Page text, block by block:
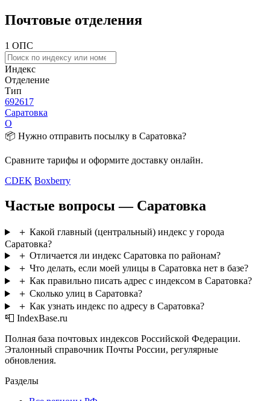
Почтовые отделения
1 ОПС
Индекс
Отделение
Тип
692617
Саратовка
О
📦 Нужно отправить посылку в Саратовка?
Сравните тарифы и оформите доставку онлайн.
CDEK Boxberry
Частые вопросы — Саратовка
＋ Какой главный (центральный) индекс у города
Саратовка?
＋ Отличается ли индекс Саратовка по районам?
＋ Что делать, если моей улицы в Саратовка нет в базе?
＋ Как правильно писать адрес с индексом в Саратовка?
＋ Сколько улиц в Саратовка?
＋ Как узнать индекс по адресу в Саратовка?
📮 IndexBase.ru
Полная база почтовых индексов Российской Федерации.
Эталонный справочник Почты России, регулярные
обновления.
Разделы